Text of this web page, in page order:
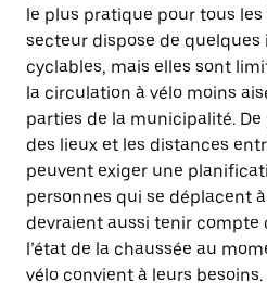
le plus pratique pour tous les
secteur dispose de
cyclables, mais elles sont
la circulation à vélo moins
parties de la municipalité.
des lieux et les distances
peuvent exiger une
personnes qui se déplacent
devraient aussi tenir compte
l’état de la chaussée au
vélo convient à leurs besoins.